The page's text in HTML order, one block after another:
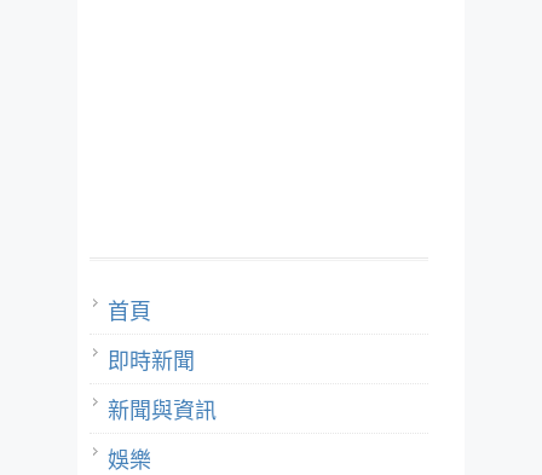
首頁
即時新聞
新聞與資訊
娛樂